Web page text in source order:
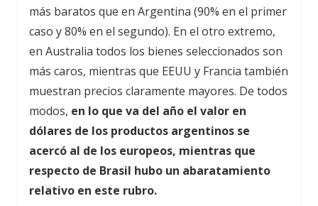
más baratos que en Argentina (90% en el primer
caso y 80% en el segundo). En el otro extremo,
en Australia todos los bienes seleccionados son
más caros, mientras que EEUU y Francia también
muestran precios claramente mayores. De todos
modos, en lo que va del año el valor en
dólares de los productos argentinos se
acercó al de los europeos, mientras que
respecto de Brasil hubo un abaratamiento
relativo en este rubro.